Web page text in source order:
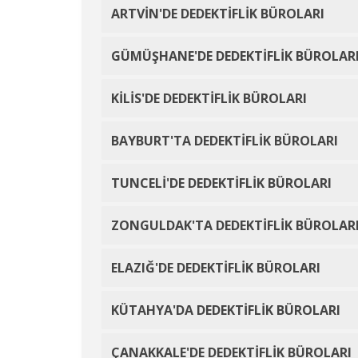
ARTVİN'DE DEDEKTİFLİK BÜROLARI
GÜMÜŞHANE'DE DEDEKTİFLİK BÜROLARI
KİLİS'DE DEDEKTİFLİK BÜROLARI
BAYBURT'TA DEDEKTİFLİK BÜROLARI
TUNCELİ'DE DEDEKTİFLİK BÜROLARI
ZONGULDAK'TA DEDEKTİFLİK BÜROLARI
ELAZIĞ'DE DEDEKTİFLİK BÜROLARI
KÜTAHYA'DA DEDEKTİFLİK BÜROLARI
ÇANAKKALE'DE DEDEKTİFLİK BÜROLARI